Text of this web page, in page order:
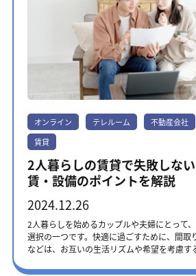
ンクやよく使用するクレジットカードは優
要な書類が確実に届くようにしましょう。手
載された本人確認書類が必要な場合があります。 ・郵便局の転
郵便局の「転居・転送サービス」は1年間旧
所に転送してもらえる便利なサービスです
の窓口・郵送・インターネットのいずれかで
日の2週間前から申請可能ですが、引越し後
せん。住所変更の手続きが漏れているところ
れるため、重要な書類の紛失を防げます。 電気ガス水道などライフ
ラインの契約 ライフラインの契約は、新生活を始めるにあたって欠
かせない準備です。電気・ガス・水道は、入
う、事前に契約手続きを済ませておく必要が
もガスの契約は、事前予約が必要な場合が多
会いが必要です。休日は予約が取りにくいた
がおすすめです。電力会社は、2016年の電力
り、地域の電力会社だけでなく、新電力（小
選べるようになりました。割引やポイント還
スを提供している会社も多く、比較検討する
もつながります。テレルームでは、これらの
とめてサポートする無料コンシェルジュサー
スタッフが、お客様の状況に合わせて最適な
る一方、無料に設定された物件も公開されています。
も、仲介手数料が無料に設定されている物件
れており、希望条件を満たした物件が見つ
（2026年2月時点） 第3位 ゼロベヤ 朝8時から営業しているゼ
ロベヤは、リモートVR見学などオンラインに
社です。デザイナーズやリノベ物件に強く
見つけられる可能性が高いでしょう。 仲介手数料が0円または
33,000円の物件を数多く取り扱っています。
っ越しをできます。 第4位 airdoor（エアドア） エアドアに掲載さ
れている物件の8割以上は、仲介手数料が無料
介手数料がゼロの物件、フリーレントの物件
物件紹介から契約まで完全オンラインで行え
る時間のない方や、遠方に引っ越す方などにも
が運営する東京23区・その近郊の物件を扱う
このサイトでは、仲介手数料が無料または3
います。東京であれば大手不動産情報サイト
されており、希望の物件が見つかりやすいでしょう。
を安くする方法とは？ 少しでも安くしたい方は、以下の方法で新生
活の準備をしましょう。 ・家賃の安い物件を見つける ・不動産情報
件情報量第2位・関東エリアに対応・仲介手
月分・生活ライフラインの各種手続きトー
オンライン対応・360度パノラマビューあり
賃の1か月分第4位・業界大手の不動産会社・
介手数料は家賃の0.5か月分第5位・東京・神
応・24時まで対応・豊富な相談方法第6位・
VR機材を導入した360度パノラマ内見・取扱
全オンライン対応・東京・神奈川・千葉・埼
仲介手数料は家賃の0.5か月分第8位・LINEや
せ可能・東京・神奈川・千葉・埼玉の一部地
は基本0円第9位・LINEで簡単部屋探し・VR
仲介手数料は最大0円第10位・最短5日で引っ
能・東京・神奈川・千葉・埼玉に対応 第1位 テレルーム 株式会
社テレルームは日本全国の物件を取り扱っています。 物
ら契約まで、完全オンラインで対応のため、
ありません。 以下のような手続きを、無料引越しコンシェルジュに
代行してもらうことも可能です。 ・電気・ガス・水道などのライ
フラインの提案～契約 ・火災保険のご紹介 ・引越し業者のお見積り
・家具家電のレンタル ・ウォーターサーバーのご紹介 遠方へのお引
越しや上京される学生、忙しく不動産屋に行
オンライン テレルーム 不動産会社
賃貸
2人暮らしの賃貸で失敗しな
賃・設備のポイントを解説
2024.12.26
2人暮らしを始めるカップルや夫婦にとって
選択の一つです。快適に過ごすために、間取
などは、お互いの生活リズムや希望を考慮す